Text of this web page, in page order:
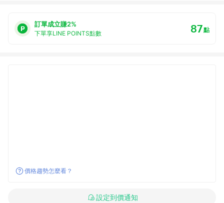
訂單成立賺2%
下單享LINE POINTS點數 87點
價格趨勢怎麼看？
設定到價通知